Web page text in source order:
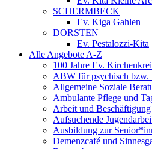
SCHERMBECK
Ev. Kiga Gahlen
DORSTEN
Ev. Pestalozzi-Kita
Alle Angebote A-Z
100 Jahre Ev.
ABW für psychisch bzw.
Allgemeine Soziale
Ambulante Pflege und
Arbeit und Beschäftigung
Aufsuchende
Ausbildung zur
Demenzcafé und